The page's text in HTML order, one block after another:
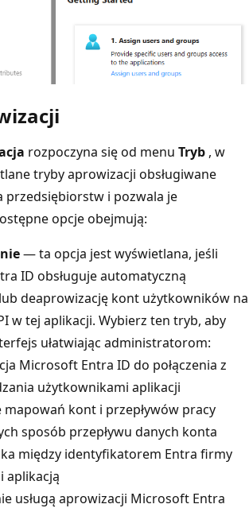
rozpoczyna się od menu Tryb , w
tryby aprowizacji obsługiwane
przedsiębiorstw i pozwala je
opcje obejmują:
— ta opcja jest wyświetlana, jeśli
ID obsługuje automatyczną
deaprowizację kont użytkowników na
w tej aplikacji. Wybierz ten tryb, aby
ułatwiając administratorom:
Microsoft Entra ID do połączenia z
użytkownikami aplikacji
mapowań kont i przepływów pracy
sposób przepływu danych konta
między identyfikatorem Entra firmy
aplikacją
usługą aprowizacji Microsoft Entra